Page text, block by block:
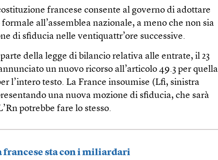
francese consente al governo di adottare
all’assemblea nazionale, a meno che non sia
di sfiducia nelle ventiquattr’ore successive.
della legge di bilancio relativa alle entrate, il 23
un nuovo ricorso all’articolo 49.3 per quella
l’intero testo. La France insoumise (Lfi, sinistra
una nuova mozione di sfiducia, che sarà
potrebbe fare lo stesso.
francese sta con i miliardari